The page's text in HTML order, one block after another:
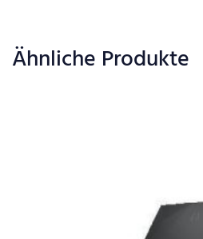
Ähnliche Produkte